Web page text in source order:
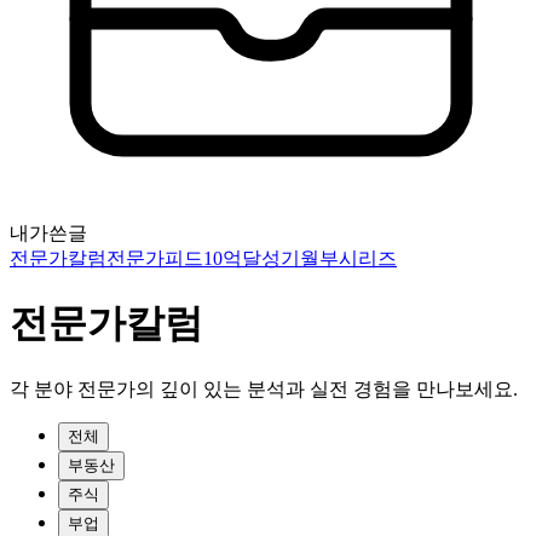
내가쓴글
전문가칼럼전문가피드10억달성기 월부시리즈
전문가칼럼
각 분야 전문가의 깊이 있는 분석과 실전 경험을 만나보세요.
전체
부동산
주식
부업